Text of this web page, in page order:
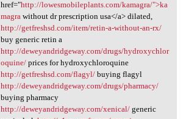
href="http://lowesmobileplants.com/kamagra/">ka
magrawithout dr prescription usa</a> dilated,
http://getfreshsd.com/item/retin-a-without-an-rx/
buy generic retin a
http://deweyandridgeway.com/drugs/hydroxychlor
oquine/prices for hydroxychloroquine
http://getfreshsd.com/flagyl/buying flagyl
http://deweyandridgeway.com/drugs/pharmacy/
buying pharmacy
http://deweyandridgeway.com/xenical/generic